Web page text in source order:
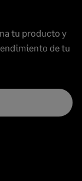
tu producto y
de tu